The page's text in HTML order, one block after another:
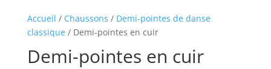
Accueil / Chaussons / Demi-pointes de danse
classique/ Demi-pointes en cuir
Demi-pointes en cuir